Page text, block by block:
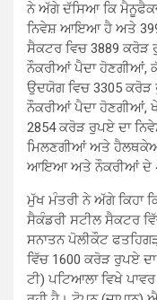
ਨੇ ਅੱਗੇ ਦੱਸਿਆ ਕਿ
ਨਿਵੇਸ਼ ਆਇਆ ਹੈ ਅਤੇ
ਸੈਕਟਰ ਵਿਚ 3889 ਕਰੋੜ
ਨੌਕਰੀਆਂ ਪੈਦਾ ਹੋਣਗੀਆਂ,
ਉਦਯੋਗ ਵਿਚ 3305
ਨੌਕਰੀਆਂ ਪੈਦਾ ਹੋਣਗੀਆਂ,
2854 ਕਰੋੜ ਰੁਪਏ ਦਾ
ਮਿਲਣਗੀਆਂ ਅਤੇ
ਆਇਆ ਅਤੇ ਨੌਕਰੀਆਂ ਦੇ
ਮੁੱਖ ਮੰਤਰੀ ਨੇ ਅੱਗੇ ਕਿਹਾ
ਸੈਕੰਡਰੀ ਸਟੀਲ ਸੈਕਟਰ
ਸਨਾਤਨ ਪੋਲੀਕੌਟ
ਵਿੱਚ 1600 ਕਰੋੜ ਰੁਪਏ
ਟੀ) ਪਟਿਆਲਾ ਵਿਖੇ